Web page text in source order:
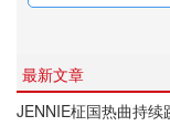
最新文章
JENNIE柾国热曲持续